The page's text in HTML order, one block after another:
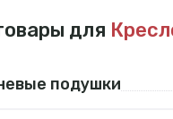
для
подушки